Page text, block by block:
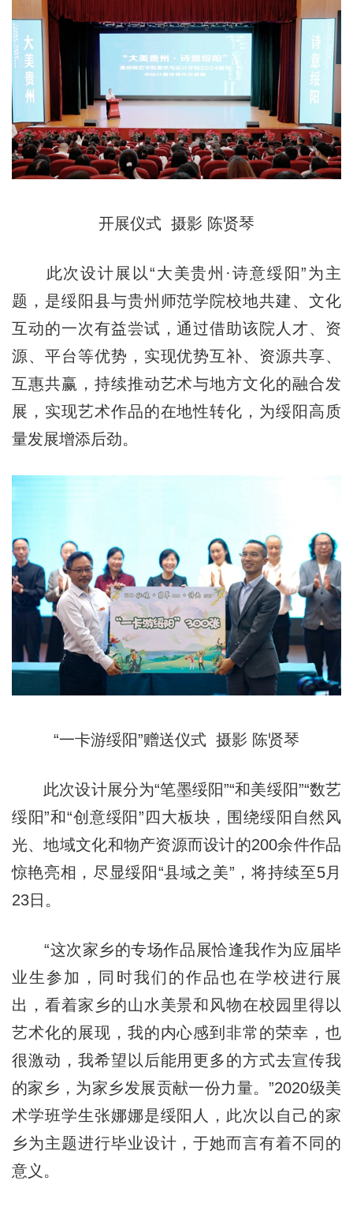
开展仪式 摄影 陈贤琴
此次设计展以“大美贵州·诗意绥阳”为主
题，是绥阳县与贵州师范学院校地共建、文化
互动的一次有益尝试，通过借助该院人才、资
源、平台等优势，实现优势互补、资源共享、
互惠共赢，持续推动艺术与地方文化的融合发
展，实现艺术作品的在地性转化，为绥阳高质
量发展增添后劲。
“一卡游绥阳”赠送仪式 摄影 陈贤琴
此次设计展分为“笔墨绥阳”“和美绥阳”“数艺
绥阳”和“创意绥阳”四大板块，围绕绥阳自然风
光、地域文化和物产资源而设计的200余件作品
惊艳亮相，尽显绥阳“县域之美”，将持续至5月
23日。
“这次家乡的专场作品展恰逢我作为应届毕
业生参加，同时我们的作品也在学校进行展
出，看着家乡的山水美景和风物在校园里得以
艺术化的展现，我的内心感到非常的荣幸，也
很激动，我希望以后能用更多的方式去宣传我
的家乡，为家乡发展贡献一份力量。”2020级美
术学班学生张娜娜是绥阳人，此次以自己的家
乡为主题进行毕业设计，于她而言有着不同的
意义。